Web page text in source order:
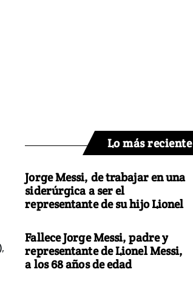
,
Lo más reciente
Jorge Messi, de trabajar en una
siderúrgica a ser el
representante de su hijo Lionel
Fallece Jorge Messi, padre y
representante de Lionel Messi,
a los 68 años de edad